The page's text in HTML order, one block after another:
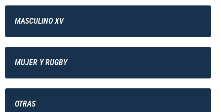
MASCULINO XV
MUJER Y RUGBY
OTRAS